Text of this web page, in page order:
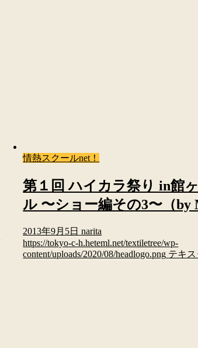
情熱スクールnet！
第１回 ハイカラ祭り in館
ル 〜ショー編その3〜（by
2013年9月5日 narita
https://tokyo-c-h.heteml.net/textiletree/wp-
content/uploads/2020/08/headlogo.png テキ